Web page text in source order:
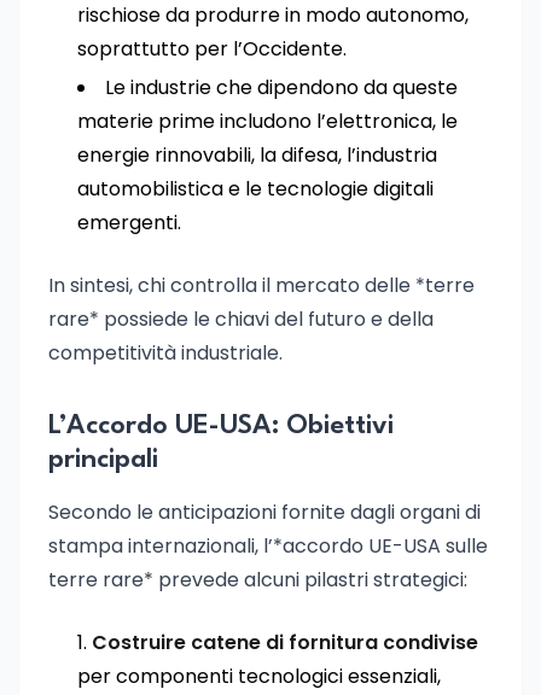
rischiose da produrre in modo autonomo,
soprattutto per l’Occidente.
Le industrie che dipendono da queste
materie prime includono l’elettronica, le
energie rinnovabili, la difesa, l’industria
automobilistica e le tecnologie digitali
emergenti.
In sintesi, chi controlla il mercato delle *terre
rare* possiede le chiavi del futuro e della
competitività industriale.
L’Accordo UE-USA: Obiettivi
principali
Secondo le anticipazioni fornite dagli organi di
stampa internazionali, l’*accordo UE-USA sulle
terre rare* prevede alcuni pilastri strategici:
Costruire catene di fornitura condivise
per componenti tecnologici essenziali,